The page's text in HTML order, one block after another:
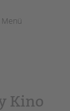
Kino